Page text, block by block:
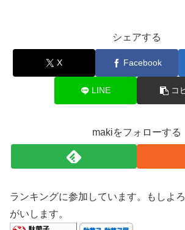
シェアする
X Facebook
LINE コ
makiをフォローする
ランキングに参加しています。もしよ
がいします。